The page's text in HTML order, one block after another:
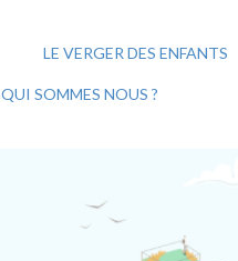
LE VERGER DES ENFANTS
QUI SOMMES NOUS ?